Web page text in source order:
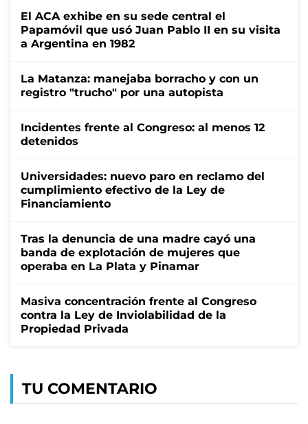
El ACA exhibe en su sede central el
Papamóvil que usó Juan Pablo II en su visita
a Argentina en 1982
La Matanza: manejaba borracho y con un
registro "trucho" por una autopista
Incidentes frente al Congreso: al menos 12
detenidos
Universidades: nuevo paro en reclamo del
cumplimiento efectivo de la Ley de
Financiamiento
Tras la denuncia de una madre cayó una
banda de explotación de mujeres que
operaba en La Plata y Pinamar
Masiva concentración frente al Congreso
contra la Ley de Inviolabilidad de la
Propiedad Privada
TU COMENTARIO